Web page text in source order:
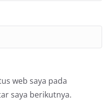
web saya pada
saya berikutnya.